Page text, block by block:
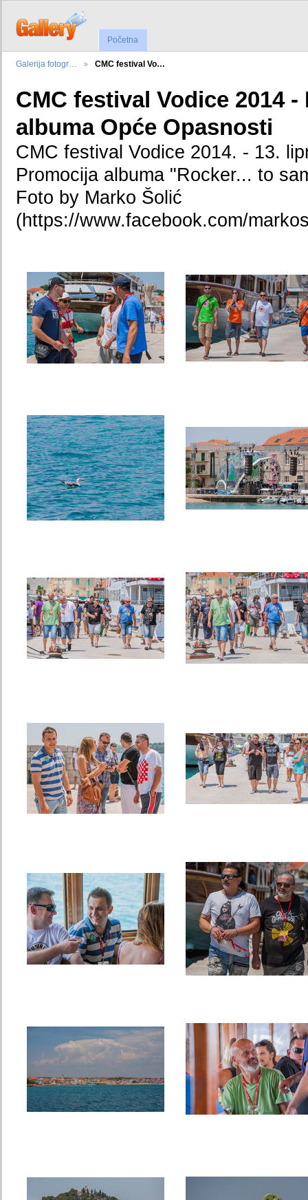
Početna
Galerija fotogr… CMC festival Vo…
CMC festival Vodice 2014
albuma Opće Opasnosti
CMC festival Vodice 2014. - 13.
Promocija albuma "Rocker... to
Foto by Marko Šolić
(https://www.facebook.com/